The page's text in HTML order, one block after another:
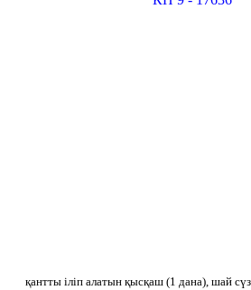
қантты іліп алатын қысқаш (1 дана), шай